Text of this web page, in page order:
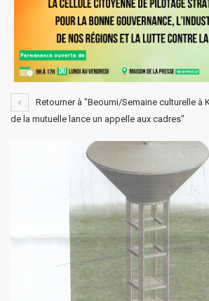
Retourner à "Beoumi/Semaine culturelle à
de la mutuelle lance un appelle aux cadres"